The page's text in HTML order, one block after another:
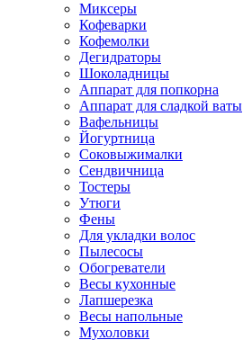
Миксеры
Кофеварки
Кофемолки
Дегидраторы
Шоколадницы
Аппарат для попкорна
Аппарат для сладкой ваты
Вафельницы
Йогуртница
Соковыжималки
Сендвичница
Тостеры
Утюги
Фены
Для укладки волос
Пылесосы
Обогреватели
Весы кухонные
Лапшерезка
Весы напольные
Мухоловки